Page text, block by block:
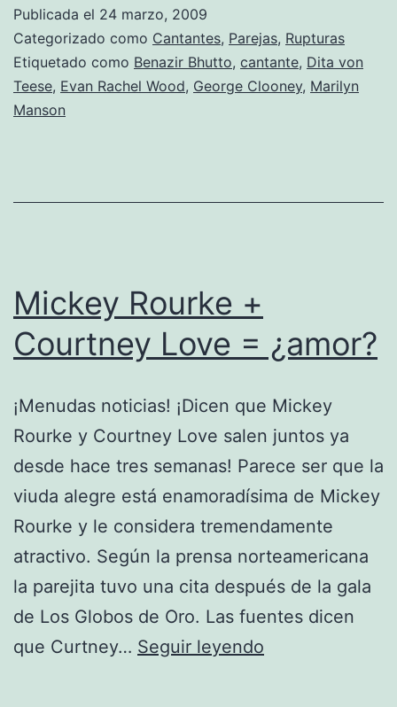
recuperar
a
Dita
Publicada el 24 marzo, 2009
Categorizado como Cantantes, Parejas, Rupturas
Etiquetado como Benazir Bhutto, cantante, Dita von
Teese, Evan Rachel Wood, George Clooney, Marilyn
Manson
Mickey Rourke +
Courtney Love = ¿amor?
¡Menudas noticias! ¡Dicen que Mickey
Rourke y Courtney Love salen juntos ya
desde hace tres semanas! Parece ser que la
viuda alegre está enamoradísima de Mickey
Rourke y le considera tremendamente
atractivo. Según la prensa norteamericana
la parejita tuvo una cita después de la gala
de Los Globos de Oro. Las fuentes dicen
que Curtney… Seguir leyendo